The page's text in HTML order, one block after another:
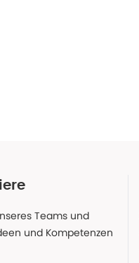
Teams und
und Kompetenzen